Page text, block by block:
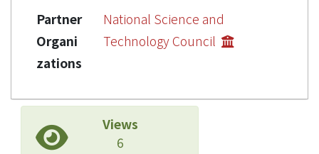
Partner
Organi
zations
National Science and
Technology Council
Views
6